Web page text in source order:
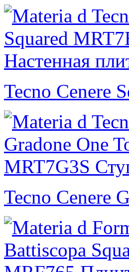
Tecno Cenere
Tecno Cenere